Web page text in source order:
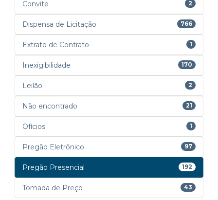
Convite 2
Dispensa de Licitação 766
Extrato de Contrato 1
Inexigibilidade 170
Leilão 2
Não encontrado 21
Ofícios 1
Pregão Eletrônico 97
Pregão Presencial 192
Tomada de Preço 43